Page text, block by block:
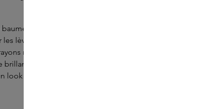
à lèvres hydratant Sheen Screen
lèvres offre non seulement un soin
nocifs du soleil. Tint Shimmer donne
subtile. Ce baume à lèvres est
look sans maquillage.